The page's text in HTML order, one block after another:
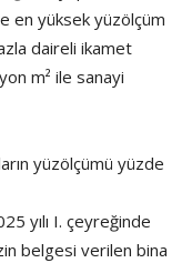
en yüksek yüzölçüm
daireli ikamet
m² ile sanayi
yüzölçümü yüzde
yılı I. çeyreğinde
belgesi verilen bina